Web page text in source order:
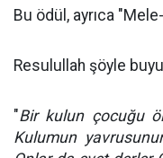
Bu ödül, ayrıca
Resulullah şöyle
"Bir kulun çocuğu
Kulumun